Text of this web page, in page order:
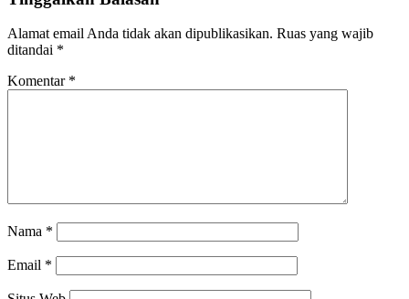
Alamat email Anda tidak akan dipublikasikan. Ruas yang wajib
ditandai *
Komentar *
Nama *
Email *